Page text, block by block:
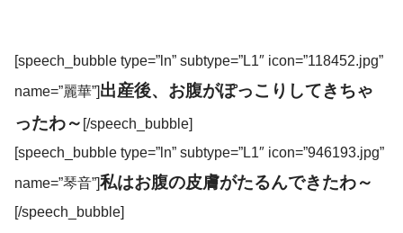
[speech_bubble type=”ln” subtype=”L1″ icon=”118452.jpg”
name=”麗華”]出産後、お腹がぽっこりしてきちゃ
ったわ～ [/speech_bubble]
[speech_bubble type=”ln” subtype=”L1″ icon=”946193.jpg”
name=”琴音”]私はお腹の皮膚がたるんできたわ～
[/speech_bubble]